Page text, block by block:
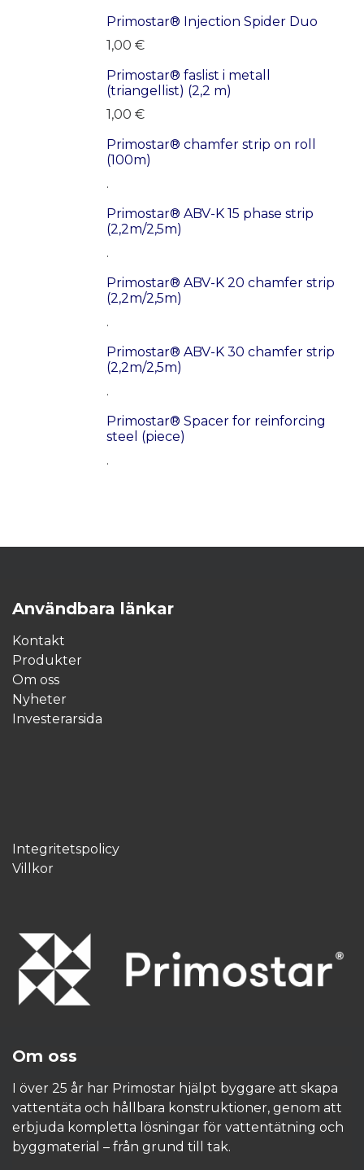
Primostar® Injection Spider Duo
1,00 €
Primostar® faslist i metall
(triangellist) (2,2 m)
1,00 €
Primostar® chamfer strip on roll
(100m)
.
Primostar® ABV-K 15 phase strip
(2,2m/2,5m)
.
Primostar® ABV-K 20 chamfer strip
(2,2m/2,5m)
.
Primostar® ABV-K 30 chamfer strip
(2,2m/2,5m)
.
Primostar® Spacer for reinforcing
steel (piece)
.
Användbara länkar
Kontakt
Produkter
Om oss
Nyheter
Investerarsida
Integritetspolicy
Villkor
Om oss
I över 25 år har Primostar hjälpt byggare att skapa
vattentäta och hållbara konstruktioner, genom att
erbjuda kompletta lösningar för vattentätning och
byggmaterial – från grund till tak.